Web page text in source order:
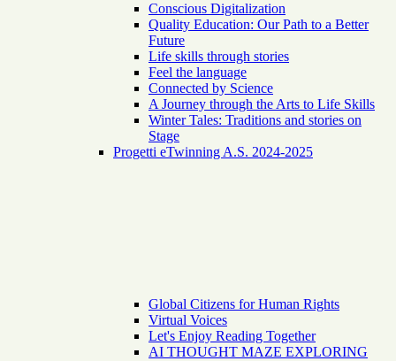
Conscious Digitalization
Quality Education: Our Path to a Better
Future
Life skills through stories
Feel the language
Connected by Science
A Journey through the Arts to Life Skills
Winter Tales: Traditions and stories on
Stage
Progetti eTwinning A.S. 2024-2025
Global Citizens for Human Rights
Virtual Voices
Let's Enjoy Reading Together
AI THOUGHT MAZE EXPLORING